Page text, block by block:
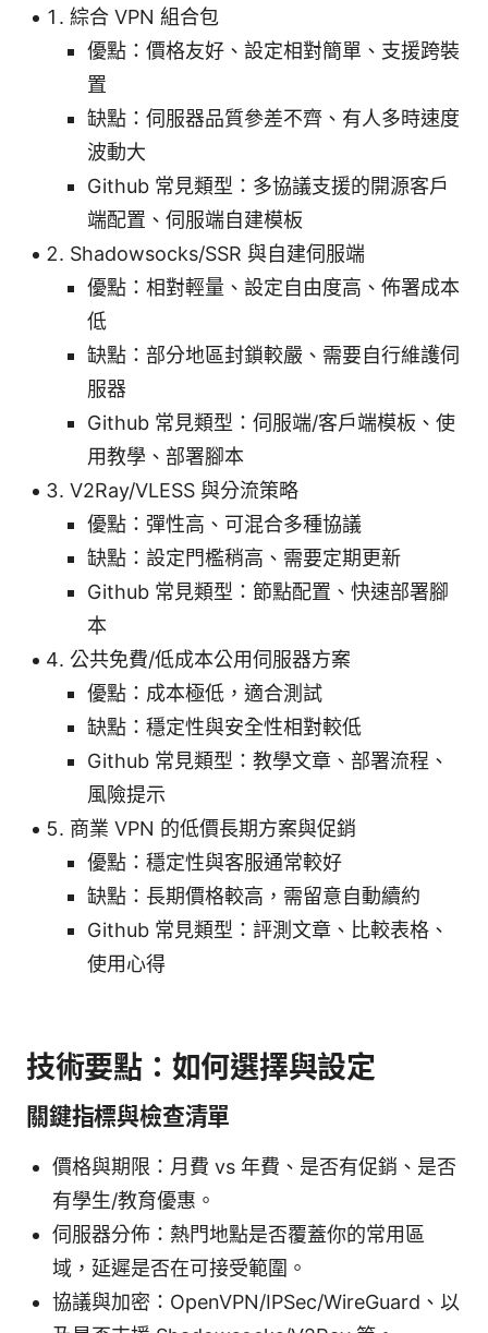
綜合 VPN 組合包
優點：價格友好、設定相對簡單、支援跨裝
置
缺點：伺服器品質參差不齊、有人多時速度
波動大
Github 常見類型：多協議支援的開源客戶
端配置、伺服端自建模板
Shadowsocks/SSR 與自建伺服端
優點：相對輕量、設定自由度高、佈署成本
低
缺點：部分地區封鎖較嚴、需要自行維護伺
服器
Github 常見類型：伺服端/客戶端模板、使
用教學、部署腳本
V2Ray/VLESS 與分流策略
優點：彈性高、可混合多種協議
缺點：設定門檻稍高、需要定期更新
Github 常見類型：節點配置、快速部署腳
本
公共免費/低成本公用伺服器方案
優點：成本極低，適合測試
缺點：穩定性與安全性相對較低
Github 常見類型：教學文章、部署流程、
風險提示
商業 VPN 的低價長期方案與促銷
優點：穩定性與客服通常較好
缺點：長期價格較高，需留意自動續約
Github 常見類型：評測文章、比較表格、
使用心得
技術要點：如何選擇與設定
關鍵指標與檢查清單
價格與期限：月費 vs 年費、是否有促銷、是否
有學生/教育優惠。
伺服器分佈：熱門地點是否覆蓋你的常用區
域，延遲是否在可接受範圍。
協議與加密：OpenVPN/IPSec/WireGuard、以